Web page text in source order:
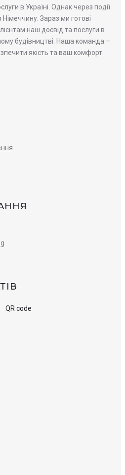
в Україні. Однак через події
Зараз ми готові
наш досвід та послуги в
будівництві. Наша команда –
якість та ваш комфорт.